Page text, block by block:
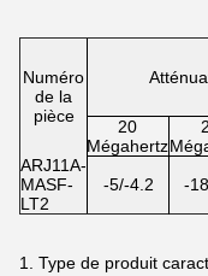
Numéro
de la
pièce
20
Mégahertz
ARJ11A-
MASF-
LT2
-5/-4.2 -
1. Type de produit